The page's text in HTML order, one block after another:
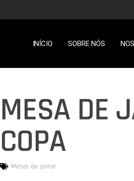
INÍCIO SOBRE NÓS
MESA DE
COPA
Mesas de jantar